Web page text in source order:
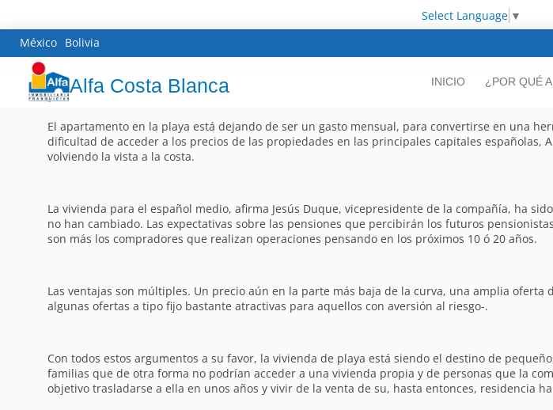
Select Language ▼
México Bolivia
Alfa Costa Blanca INICIO ¿POR QUÉ
El apartamento en la playa está dejando de ser un gasto mensual, para convertirse en una
dificultad de acceder a los precios de las propiedades en las principales capitales españolas,
volviendo la vista a la costa.
La vivienda para el español medio, afirma Jesús Duque, vicepresidente de la compañía, ha
no han cambiado. Las expectativas sobre las pensiones que percibirán los futuros
son más los compradores que realizan operaciones pensando en los próximos 10 ó 20 años.
Las ventajas son múltiples. Un precio aún en la parte más baja de la curva, una amplia
algunas ofertas a tipo fijo bastante atractivas para aquellos con aversión al riesgo-.
Con todos estos argumentos a su favor, la vivienda de playa está siendo el destino de
familias que de otra forma no podrían acceder a una vivienda propia y de personas que la
objetivo trasladarse a ella en unos años y vivir de la venta de su, hasta entonces, residencia